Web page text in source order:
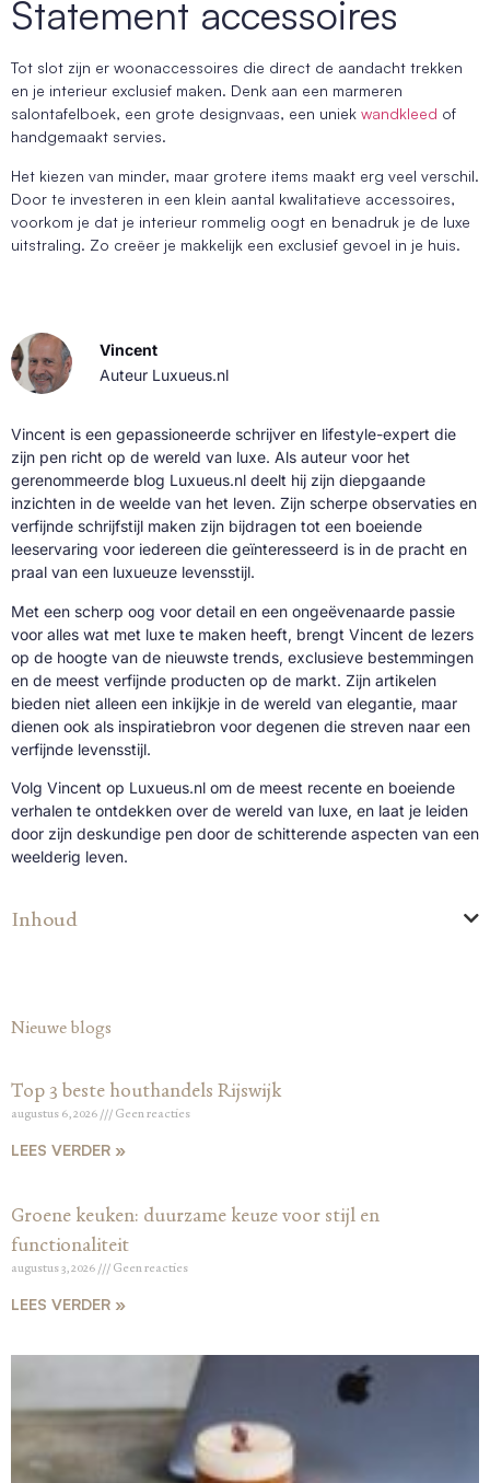
Statement accessoires
Tot slot zijn er woonaccessoires die direct de aandacht trekken
en je interieur exclusief maken. Denk aan een marmeren
salontafelboek, een grote designvaas, een uniek wandkleed of
handgemaakt servies.
Het kiezen van minder, maar grotere items maakt erg veel verschil.
Door te investeren in een klein aantal kwalitatieve accessoires,
voorkom je dat je interieur rommelig oogt en benadruk je de luxe
uitstraling. Zo creëer je makkelijk een exclusief gevoel in je huis.
Vincent
Auteur Luxueus.nl
Vincent is een gepassioneerde schrijver en lifestyle-expert die
zijn pen richt op de wereld van luxe. Als auteur voor het
gerenommeerde blog Luxueus.nl deelt hij zijn diepgaande
inzichten in de weelde van het leven. Zijn scherpe observaties en
verfijnde schrijfstijl maken zijn bijdragen tot een boeiende
leeservaring voor iedereen die geïnteresseerd is in de pracht en
praal van een luxueuze levensstijl.
Met een scherp oog voor detail en een ongeëvenaarde passie
voor alles wat met luxe te maken heeft, brengt Vincent de lezers
op de hoogte van de nieuwste trends, exclusieve bestemmingen
en de meest verfijnde producten op de markt. Zijn artikelen
bieden niet alleen een inkijkje in de wereld van elegantie, maar
dienen ook als inspiratiebron voor degenen die streven naar een
verfijnde levensstijl.
Volg Vincent op Luxueus.nl om de meest recente en boeiende
verhalen te ontdekken over de wereld van luxe, en laat je leiden
door zijn deskundige pen door de schitterende aspecten van een
weelderig leven.
Inhoud
Nieuwe blogs
Top 3 beste houthandels Rijswijk
augustus 6, 2026 Geen reacties
LEES VERDER »
Groene keuken: duurzame keuze voor stijl en
functionaliteit
augustus 3, 2026 Geen reacties
LEES VERDER »